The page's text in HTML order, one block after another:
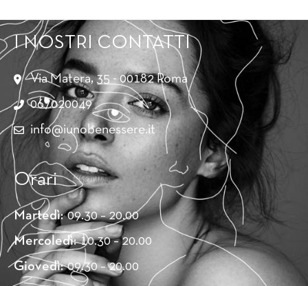
I NOSTRI CONTATTI
Via Matera, 35 - 00182 Roma
067020049
info@iunobenessere.it
Orari
Martedì: 09.30 – 20.00
Mercoledì: 10.30 – 20.00
Giovedì: 09.30 – 20.00